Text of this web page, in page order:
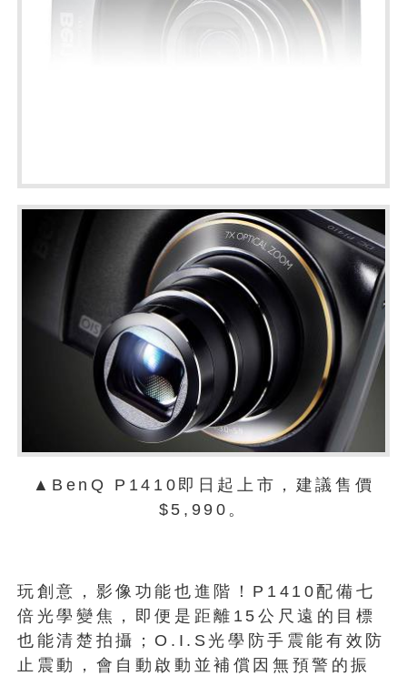
▲BenQ P1410即日起上市，建議售價
$5,990。
玩創意，影像功能也進階！P1410配備七
倍光學變焦，即便是距離15公尺遠的目標
也能清楚拍攝；O.I.S光學防手震能有效防
止震動，會自動啟動並補償因無預警的振